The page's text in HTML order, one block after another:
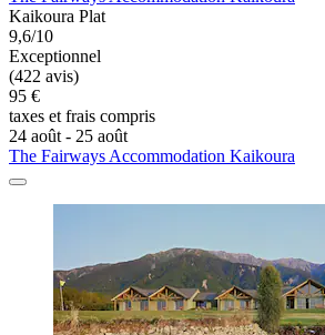
Kaikoura Plat
9,6/10
Exceptionnel
(422 avis)
95 €
taxes et frais compris
24 août - 25 août
The Fairways Accommodation Kaikoura